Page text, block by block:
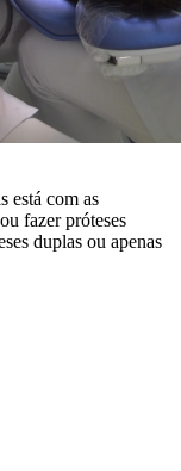
está com as
fazer próteses
duplas ou apenas